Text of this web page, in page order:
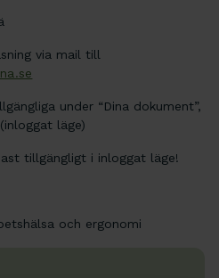
via mail till
under “Dina dokument”,
läge)
tillgängligt i inloggat läge!
och ergonomi